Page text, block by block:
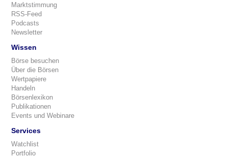
Marktstimmung
RSS-Feed
Podcasts
Newsletter
Wissen
Börse besuchen
Über die Börsen
Wertpapiere
Handeln
Börsenlexikon
Publikationen
Events und Webinare
Services
Watchlist
Portfolio